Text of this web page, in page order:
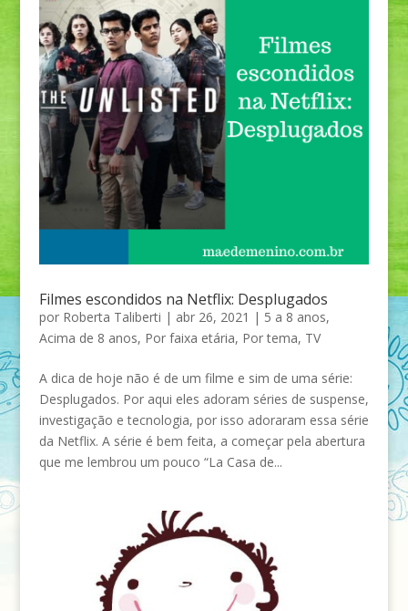
Filmes escondidos na Netflix: Desplugados
por Roberta Taliberti | abr 26, 2021 | 5 a 8 anos,
Acima de 8 anos, Por faixa etária, Por tema, TV
A dica de hoje não é de um filme e sim de uma série:
Desplugados. Por aqui eles adoram séries de suspense,
investigação e tecnologia, por isso adoraram essa série
da Netflix. A série é bem feita, a começar pela abertura
que me lembrou um pouco “La Casa de...